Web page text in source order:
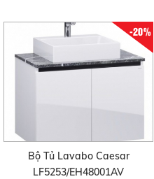
-20%
Bộ Tủ Lavabo Caesar
LF5253/EH48001AV